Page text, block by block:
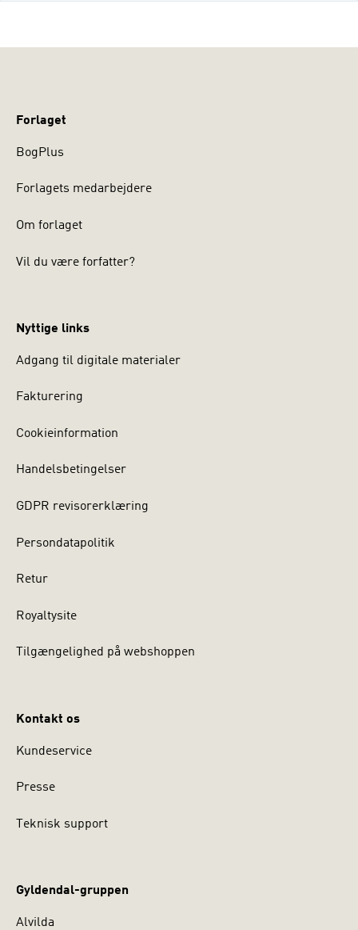
Forlaget
BogPlus
Forlagets medarbejdere
Om forlaget
Vil du være forfatter?
Nyttige links
Adgang til digitale materialer
Fakturering
Cookieinformation
Handelsbetingelser
GDPR revisorerklæring
Persondatapolitik
Retur
Royaltysite
Tilgængelighed på webshoppen
Kontakt os
Kundeservice
Presse
Teknisk support
Gyldendal-gruppen
Alvilda